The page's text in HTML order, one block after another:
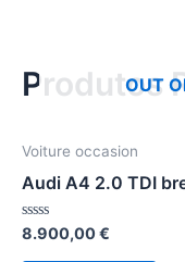
Produtos
OUT
Voiture occasion
Audi A4 2.0 TDI
Avaliação
0
8.900,00€